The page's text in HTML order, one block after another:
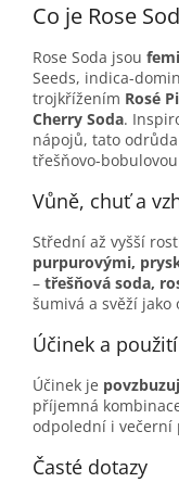
Co je Rose
Rose Soda jsou
Seeds, indica-
trojkřížením Rosé
Cherry Soda.
nápojů, tato
třešňovo-
Vůně, chuť a
Střední až vyšší
purpurovými,
– třešňová soda,
šumivá a svěží jako
Účinek a použití
Účinek je
příjemná
odpolední i večerní
Časté dotazy